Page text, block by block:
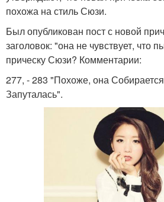
похожа на стиль Сюзи.
Был опубликован пост с новой
заголовок: "она не чувствует, что
прическу Сюзи? Комментарии:
277, - 283 "Похоже, она
Запуталась".